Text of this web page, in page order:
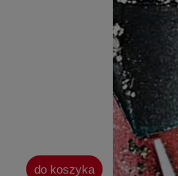
do koszyka